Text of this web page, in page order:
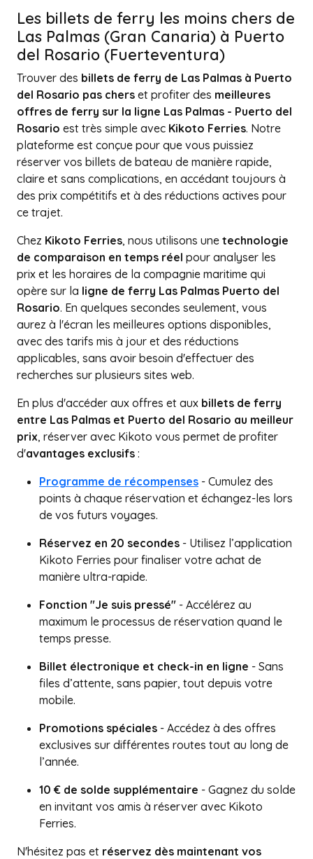
Les billets de ferry les moins chers de
Las Palmas (Gran Canaria) à Puerto
del Rosario (Fuerteventura)
Trouver des billets de ferry de Las Palmas à Puerto
del Rosario pas chers et profiter des meilleures
offres de ferry sur la ligne Las Palmas - Puerto del
Rosario est très simple avec Kikoto Ferries. Notre
plateforme est conçue pour que vous puissiez
réserver vos billets de bateau de manière rapide,
claire et sans complications, en accédant toujours à
des prix compétitifs et à des réductions actives pour
ce trajet.
Chez Kikoto Ferries, nous utilisons une technologie
de comparaison en temps réel pour analyser les
prix et les horaires de la compagnie maritime qui
opère sur la ligne de ferry Las Palmas Puerto del
Rosario. En quelques secondes seulement, vous
aurez à l'écran les meilleures options disponibles,
avec des tarifs mis à jour et des réductions
applicables, sans avoir besoin d'effectuer des
recherches sur plusieurs sites web.
En plus d'accéder aux offres et aux billets de ferry
entre Las Palmas et Puerto del Rosario au meilleur
prix, réserver avec Kikoto vous permet de profiter
d'avantages exclusifs :
Programme de récompenses - Cumulez des
points à chaque réservation et échangez-les lors
de vos futurs voyages.
Réservez en 20 secondes - Utilisez l’application
Kikoto Ferries pour finaliser votre achat de
manière ultra-rapide.
Fonction "Je suis pressé" - Accélérez au
maximum le processus de réservation quand le
temps presse.
Billet électronique et check-in en ligne - Sans
files d’attente, sans papier, tout depuis votre
mobile.
Promotions spéciales - Accédez à des offres
exclusives sur différentes routes tout au long de
l’année.
10 € de solde supplémentaire - Gagnez du solde
en invitant vos amis à réserver avec Kikoto
Ferries.
N'hésitez pas et réservez dès maintenant vos